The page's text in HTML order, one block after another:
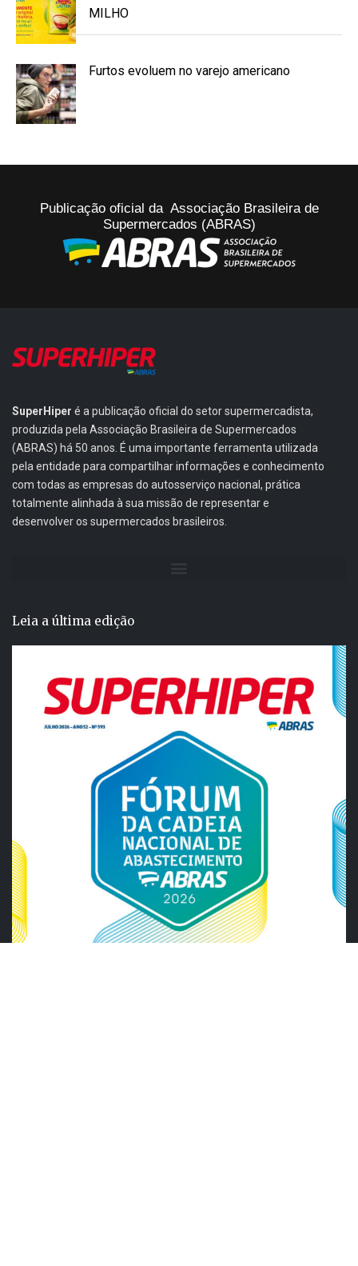
MILHO
Furtos evoluem no varejo americano
Publicação oficial da Associação Brasileira de
Supermercados (ABRAS)
SuperHiper é a publicação oficial do setor supermercadista,
produzida pela Associação Brasileira de Supermercados
(ABRAS) há 50 anos. É uma importante ferramenta utilizada
pela entidade para compartilhar informações e conhecimento
com todas as empresas do autosserviço nacional, prática
totalmente alinhada à sua missão de representar e
desenvolver os supermercados brasileiros.
Leia a última edição